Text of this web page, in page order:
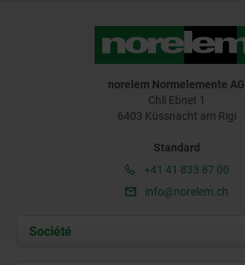
norelem Normelemente AG
Chli Ebnet 1
6403 Küssnacht am Rigi
Standard
+41 41 833 87 00
info@norelem.ch
Société